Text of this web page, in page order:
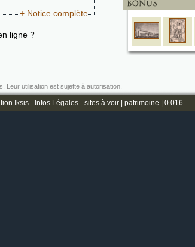
+ Notice complète
ligne ?
Leur utilisation est sujette à autorisation.
Iksis- Infos Légales- sites à voir| patrimoine | 0.016